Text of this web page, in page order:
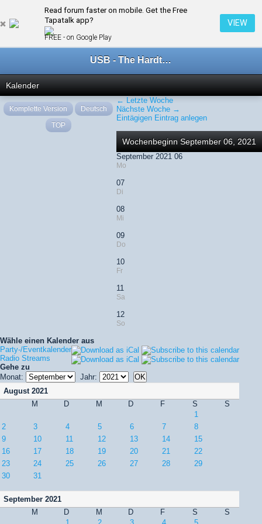
Read forum faster on mobile. Get the Free
Tapatalk app?
FREE - on Google Play
VIEW
USB - The Hardtechno Family
Kalender
← Letzte Woche
Nächste Woche →
Eintägigen Eintrag anlegen
Wochenbeginn September 06, 2021
September 2021 06
Mo
07
Di
08
Mi
09
Do
10
Fr
11
Sa
12
So
Wähle einen Kalender aus
Party-/Eventkalender
Radio Streams
Gehe zu
Monat:
Jahr:
August 2021
M
D M D F S
S
1
2
3 4 5 6 7
8
9
10 11 12 13 14
15
16
17 18 19 20 21
22
23
24 25 26 27 28
29
30
31
September 2021
M
D M D F S
S
Komplette Version
Deutsch
TOP